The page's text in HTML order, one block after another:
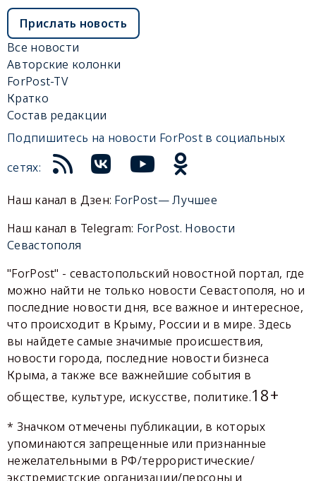
Прислать новость
Все новости
Авторские колонки
ForPost-TV
Кратко
Состав редакции
Подпишитесь на новости ForPost в социальных
сетях:
Наш канал в Дзен: ForPost— Лучшее
Наш канал в Telegram: ForPost. Новости
Севастополя
"ForPost" - севастопольский новостной портал, где
можно найти не только новости Севастополя, но и
последние новости дня, все важное и интересное,
что происходит в Крыму, России и в мире. Здесь
вы найдете самые значимые происшествия,
новости города, последние новости бизнеса
Крыма, а также все важнейшие события в
обществе, культуре, искусстве, политике.18+
* Значком отмечены публикации, в которых
упоминаются запрещенные или признанные
нежелательными в РФ/террористические/
экстремистские организации/персоны и